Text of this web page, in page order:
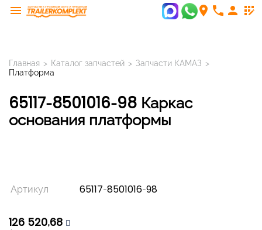
menu room phone person app_registration
Главная > Каталог запчастей > Запчасти КАМАЗ >
Платформа
65117-8501016-98 Каркас
основания платформы
Артикул 65117-8501016-98
126 520,68